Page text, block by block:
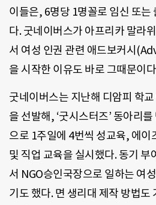
이들은, 6명당 1명꼴로 임신 또는
다. 굿네이버스가 아프리카 말라
서 여성 인권 관련 애드보커시
을 시작한 이유도 바로 그때문이
굿네이버스는 지난해 디암피 학
을 선발해, ‘굿시스터즈’ 동아리
으로 1주일에 4번씩 성교육, 에이
및 직업 교육을 실시했다. 동기 부
서 NGO승인국장으로 일하는 여
기도 했다. 면 생리대 제작 방법도